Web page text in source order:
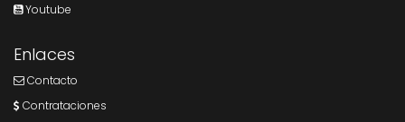
Youtube
Enlaces
Contacto
Contrataciones